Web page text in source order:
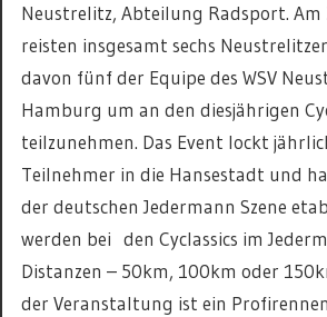
Neustrelitz, Abteilung Radsport. Am
reisten insgesamt sechs
davon fünf der Equipe des WSV
Hamburg um an den diesjährigen
teilzunehmen. Das Event lockt
Teilnehmer in die Hansestadt und
der deutschen Jedermann Szene
werden bei den Cyclassics im
Distanzen – 50km, 100km oder
der Veranstaltung ist ein